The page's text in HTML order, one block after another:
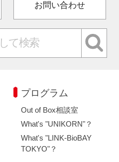
お問い合わせ
プログラム
Out of Box相談室
What's "UNIKORN"？
What's "LINK-BioBAY
TOKYO"？